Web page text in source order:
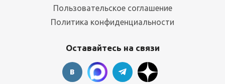
Пользовательское соглашение
Политика конфиденциальности
Оставайтесь на связи